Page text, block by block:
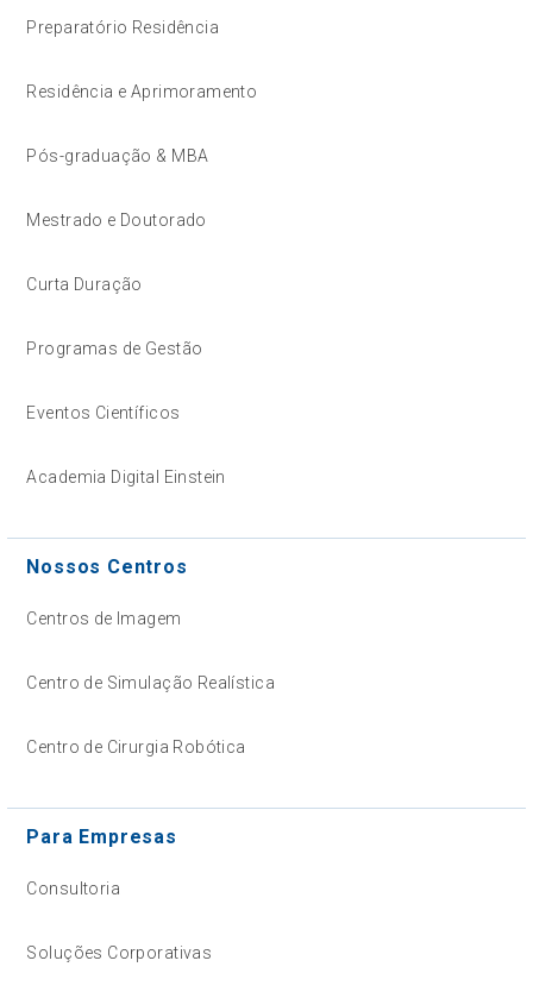
Preparatório Residência
Residência e Aprimoramento
Pós-graduação & MBA
Mestrado e Doutorado
Curta Duração
Programas de Gestão
Eventos Científicos
Academia Digital Einstein
Nossos Centros
Centros de Imagem
Centro de Simulação Realística
Centro de Cirurgia Robótica
Para Empresas
Consultoria
Soluções Corporativas